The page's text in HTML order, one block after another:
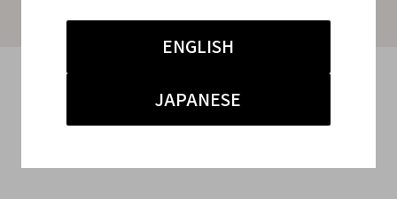
ENGLISH
JAPANESE
2025.04.19
#原宿竹下通り店
#高価強化